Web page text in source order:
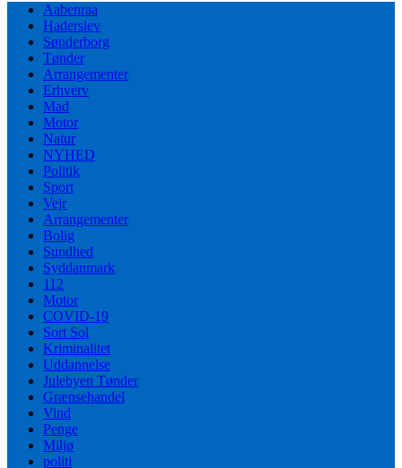
Aabenraa
Haderslev
Sønderborg
Tønder
Arrangementer
Erhverv
Mad
Motor
Natur
NYHED
Politik
Sport
Vejr
Arrangementer
Bolig
Sundhed
Syddanmark
112
Motor
COVID-19
Sort Sol
Kriminalitet
Uddannelse
Julebyen Tønder
Grænsehandel
Vind
Penge
Miljø
politi